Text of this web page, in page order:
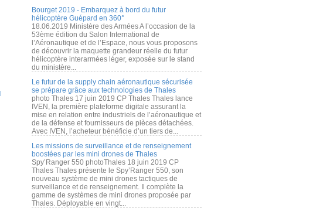
Bourget 2019 - Embarquez à bord du futur
hélicoptère Guépard en 360°
18.06.2019 Ministère des Armées A l’occasion de la
53ème édition du Salon International de
l’Aéronautique et de l’Espace, nous vous proposons
de découvrir la maquette grandeur réelle du futur
hélicoptère interarmées léger, exposée sur le stand
du ministère...
Le futur de la supply chain aéronautique sécurisée
se prépare grâce aux technologies de Thales
photo Thales 17 juin 2019 CP Thales Thales lance
IVEN, la première plateforme digitale assurant la
mise en relation entre industriels de l’aéronautique et
de la défense et fournisseurs de pièces détachées.
Avec IVEN, l’acheteur bénéficie d’un tiers de...
Les missions de surveillance et de renseignement
boostées par les mini drones de Thales
Spy’Ranger 550 photoThales 18 juin 2019 CP
Thales Thales présente le Spy’Ranger 550, son
nouveau système de mini drones tactiques de
surveillance et de renseignement. Il complète la
gamme de systèmes de mini drones proposée par
Thales. Déployable en vingt...